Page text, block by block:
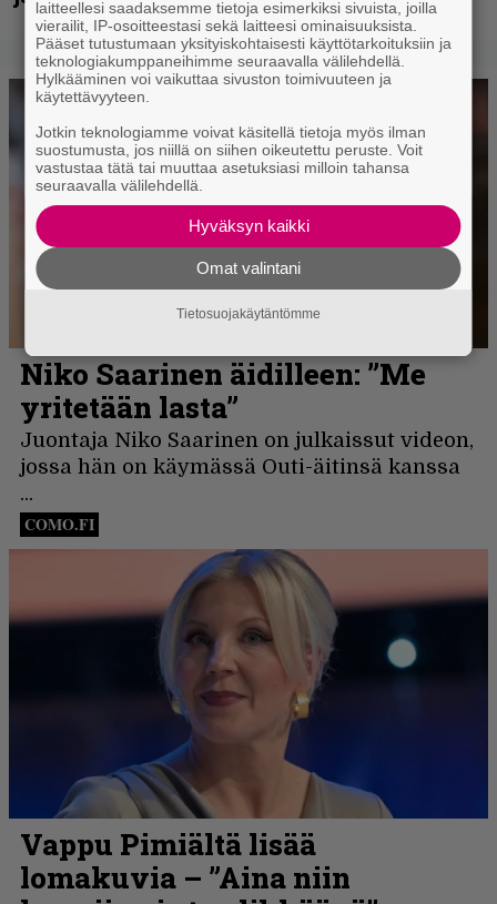
laitteellesi saadaksemme tietoja esimerkiksi sivuista, joilla
vierailit, IP-osoitteestasi sekä laitteesi ominaisuuksista.
Pääset tutustumaan yksityiskohtaisesti käyttötarkoituksiin ja
teknologiakumppaneihimme seuraavalla välilehdellä.
Hylkääminen voi vaikuttaa sivuston toimivuuteen ja
käytettävyyteen.
Jotkin teknologiamme voivat käsitellä tietoja myös ilman
suostumusta, jos niillä on siihen oikeutettu peruste. Voit
vastustaa tätä tai muuttaa asetuksiasi milloin tahansa
seuraavalla välilehdellä.
Hyväksyn kaikki
Omat valintani
Tietosuojakäytäntömme